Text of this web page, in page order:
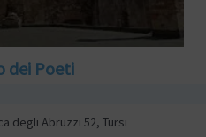
dei Poeti
degli Abruzzi 52, Tursi